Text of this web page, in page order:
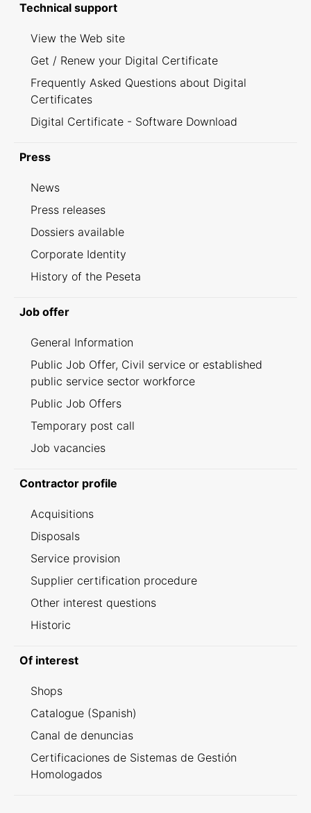
Technical support
View the Web site
Get / Renew your Digital Certificate
Frequently Asked Questions about Digital
Certificates
Digital Certificate - Software Download
Press
News
Press releases
Dossiers available
Corporate Identity
History of the Peseta
Job offer
General Information
Public Job Offer, Civil service or established
public service sector workforce
Public Job Offers
Temporary post call
Job vacancies
Contractor profile
Acquisitions
Disposals
Service provision
Supplier certification procedure
Other interest questions
Historic
Of interest
Shops
Catalogue (Spanish)
Canal de denuncias
Certificaciones de Sistemas de Gestión
Homologados